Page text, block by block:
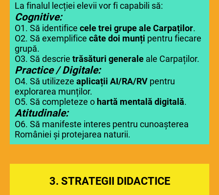
La finalul lecției elevii vor fi capabili să:
Cognitive:
O1. Să identifice cele trei grupe ale Carpaților.
O2. Să exemplifice câte doi munți pentru fiecare
grupă.
O3. Să descrie trăsături generale ale Carpaților.
Practice / Digitale:
O4. Să utilizeze aplicații AI/RA/RV pentru
explorarea munților.
O5. Să completeze o hartă mentală digitală.
Atitudinale:
O6. Să manifeste interes pentru cunoașterea
României și protejarea naturii.
3. STRATEGII DIDACTICE